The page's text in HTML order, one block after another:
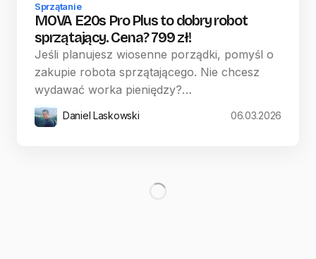
Sprzątanie
MOVA E20s Pro Plus to dobry robot
sprzątający. Cena? 799 zł!
Jeśli planujesz wiosenne porządki, pomyśl o
zakupie robota sprzątającego. Nie chcesz
wydawać worka pieniędzy?…
Daniel Laskowski 06.03.2026